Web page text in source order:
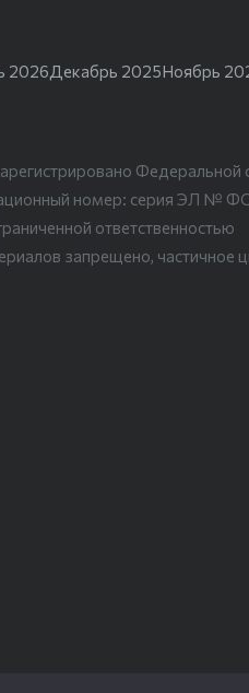
2026 Декабрь 2025Ноябрь
Федеральной
номер: серия ЭЛ №
ответственностью
запрещено, частичное